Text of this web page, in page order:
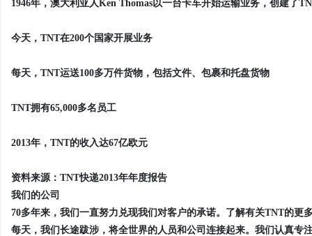
1946年，澳大利亚人Ken Thomas以一台卡车开始运输业务，创建了
今天，TNT在200个国家开展业务
每天，TNT运送100多万件货物，包括文件、包裹和托盘货物
TNT拥有65,000多名员工
2013年，TNT的收入达67亿欧元
资料来源：TNT快递2013年年度报告
我们的公司
70多年来，我们一直努力兑现我们对客户的承诺。了解有关TNT的更
每天，我们长途跋涉，将全世界的人员和公司连接起来。我们认真